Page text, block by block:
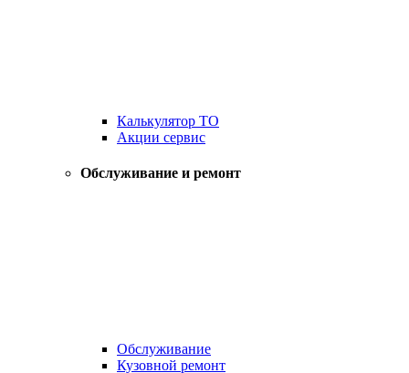
Калькулятор ТО
Акции сервис
Обслуживание и ремонт
Обслуживание
Кузовной ремонт